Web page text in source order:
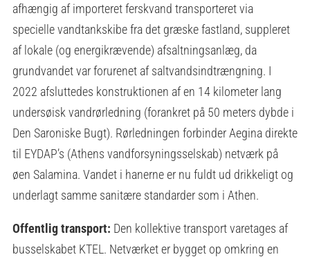
afhængig af importeret ferskvand transporteret via
specielle vandtankskibe fra det græske fastland, suppleret
af lokale (og energikrævende) afsaltningsanlæg, da
grundvandet var forurenet af saltvandsindtrængning. I
2022 afsluttedes konstruktionen af en 14 kilometer lang
undersøisk vandrørledning (forankret på 50 meters dybde i
Den Saroniske Bugt). Rørledningen forbinder Aegina direkte
til EYDAP’s (Athens vandforsyningsselskab) netværk på
øen Salamina. Vandet i hanerne er nu fuldt ud drikkeligt og
underlagt samme sanitære standarder som i Athen.
Offentlig transport: Den kollektive transport varetages af
busselskabet KTEL. Netværket er bygget op omkring en